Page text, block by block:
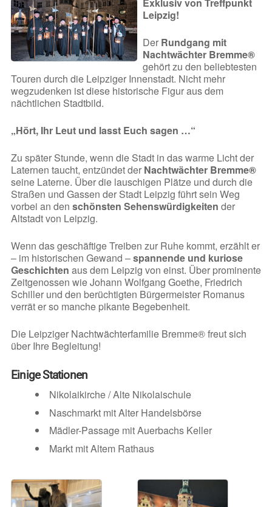
Exklusiv von Treffpunkt
Leipzig!
Der Rundgang mit
Nachtwächter Bremme®
gehört zu den beliebtesten
Touren durch die Leipziger Innenstadt. Nicht mehr
wegzudenken ist diese historische Figur aus dem
nächtlichen Stadtbild.
„Hört, Ihr Leut und lasst Euch sagen …“
Zu später Stunde, wenn die Stadt in das warme Licht der
Laternen taucht, entzündet der Nachtwächter Bremme®
seine Laterne. Über die lauschigen Plätze und durch die
Straßen und Gassen der Stadt Leipzig führt sein Weg
vorbei an den schönsten Sehenswürdigkeiten der
Altstadt von Leipzig.
Wenn das geschäftige Treiben zur Ruhe kommt, erzählt er
– im historischen Gewand –spannende und kuriose
Geschichten aus dem Leipzig von einst. Über prominente
Zeitgenossen wie Johann Wolfgang Goethe, Friedrich
Schiller und den berüchtigten Bürgermeister Romanus
verrät er so manche pikante Begebenheit.
Die Leipziger Nachtwächterfamilie Bremme® freut sich
über Ihre Begleitung!
Einige Stationen
Nikolaikirche / Alte Nikolaischule
Naschmarkt mit Alter Handelsbörse
Mädler-Passage mit Auerbachs Keller
Markt mit Altem Rathaus